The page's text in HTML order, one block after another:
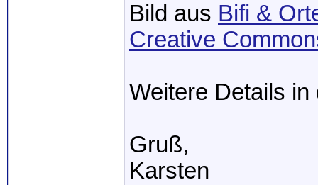
Bild aus Bifi &
Creative
Weitere Details in
Gruß,
Karsten